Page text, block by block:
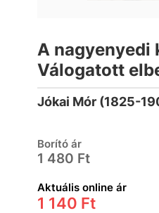
A nagyenyedi
Válogatott
(Osiris
kiadás)
Jókai Mór (1825-
Borító ár
1 480 Ft
Aktuális online ár
1 140 Ft